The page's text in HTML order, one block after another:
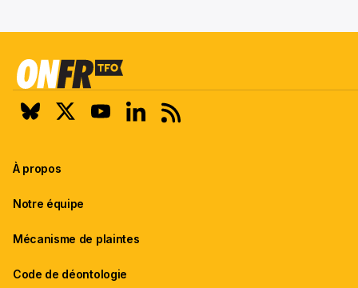
À propos
Notre équipe
Mécanisme de plaintes
Code de déontologie